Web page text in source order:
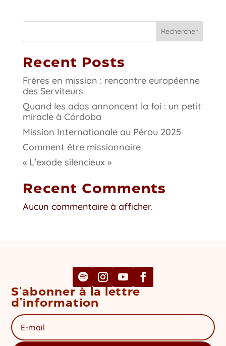
Rechercher
Recent Posts
Frères en mission : rencontre européenne
des Serviteurs
Quand les ados annoncent la foi : un petit
miracle à Córdoba
Mission Internationale au Pérou 2025
Comment être missionnaire
« L’exode silencieux »
Recent Comments
Aucun commentaire à afficher.
S'abonner à la lettre
d'information